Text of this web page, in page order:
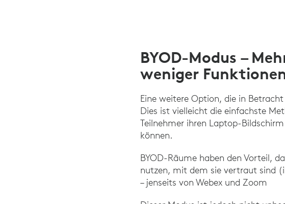
BYOD-Modus –
weniger
Eine weitere Option, die in
Dies ist vielleicht die einfachste
Teilnehmer ihren Laptop-
können.
BYOD-Räume haben den Vorteil,
nutzen, mit dem sie vertraut sind
– jenseits von Webex und Zoom